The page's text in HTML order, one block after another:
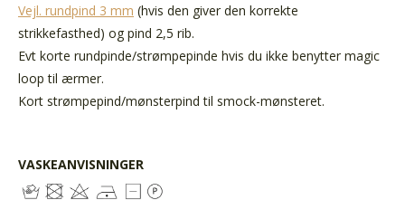
Vejl. rundpind 3 mm (hvis den giver den korrekte
strikkefasthed) og pind 2,5 rib.
Evt korte rundpinde/strømpepinde hvis du ikke benytter magic
loop til ærmer.
Kort strømpepind/mønsterpind til smock-mønsteret.
VASKEANVISNINGER